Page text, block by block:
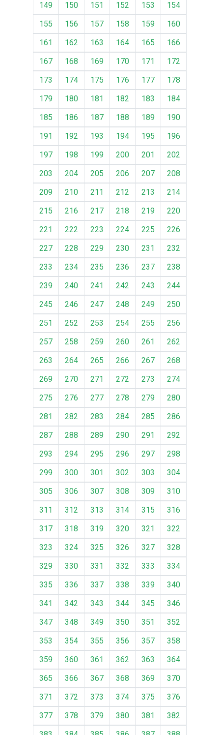
149
150 151 152 153
154
155
156 157 158 159
160
161
162 163 164 165
166
167
168 169 170 171
172
173
174 175 176 177
178
179
180 181 182 183
184
185
186 187 188 189
190
191
192 193 194 195
196
197
198 199 200 201
202
203
204 205 206 207
208
209
210 211 212 213
214
215
216 217 218 219
220
221
222 223 224 225
226
227
228 229 230 231
232
233
234 235 236 237
238
239
240 241 242 243
244
245
246 247 248 249
250
251
252 253 254 255
256
257
258 259 260 261
262
263
264 265 266 267
268
269
270 271 272 273
274
275
276 277 278 279
280
281
282 283 284 285
286
287
288 289 290 291
292
293
294 295 296 297
298
299
300 301 302 303
304
305
306 307 308 309
310
311
312 313 314 315
316
317
318 319 320 321
322
323
324 325 326 327
328
329
330 331 332 333
334
335
336 337 338 339
340
341
342 343 344 345
346
347
348 349 350 351
352
353
354 355 356 357
358
359
360 361 362 363
364
365
366 367 368 369
370
371
372 373 374 375
376
377
378 379 380 381
382